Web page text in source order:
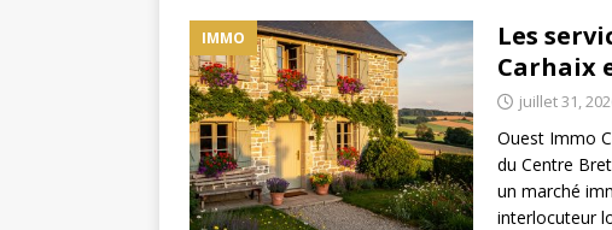
IMMO
Les
Carhaix
juillet 31,
Ouest Immo
du Centre
un marché
interlocuteur